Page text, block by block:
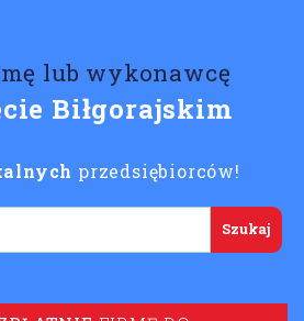
lub wykonawcę
Biłgorajskim
przedsiębiorców!